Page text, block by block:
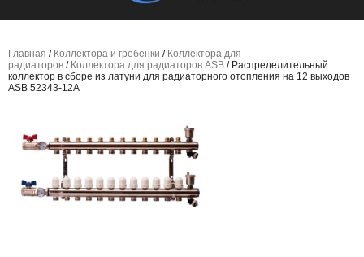
Главная / Коллектора и гребенки / Коллектора для
радиаторов / Коллектора для радиаторов ASB / Распределительный
коллектор в сборе из латуни для радиаторного отопления на 12 выходов
ASB 52343-12A